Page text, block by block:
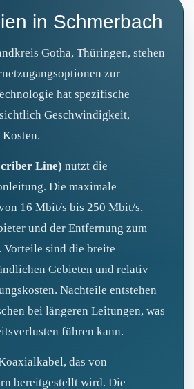
in Schmerbach
Gotha, Thüringen, stehen
zur
hat spezifische
Geschwindigkeit,
Line) nutzt die
Die maximale
16 Mbit/s bis 250 Mbit/s,
und der Entfernung zum
Vorteile sind die breite
Gebieten und relativ
Nachteile entstehen
bei längeren Leitungen, was
führen kann.
das von
bereitgestellt wird. Die